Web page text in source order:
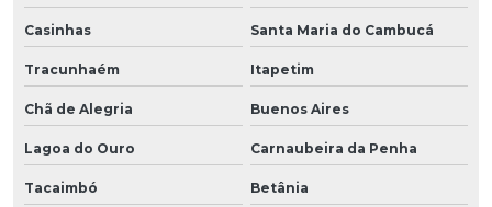
Casinhas Santa Maria do Cambucá
Tracunhaém Itapetim
Chã de Alegria Buenos Aires
Lagoa do Ouro Carnaubeira da Penha
Tacaimbó Betânia